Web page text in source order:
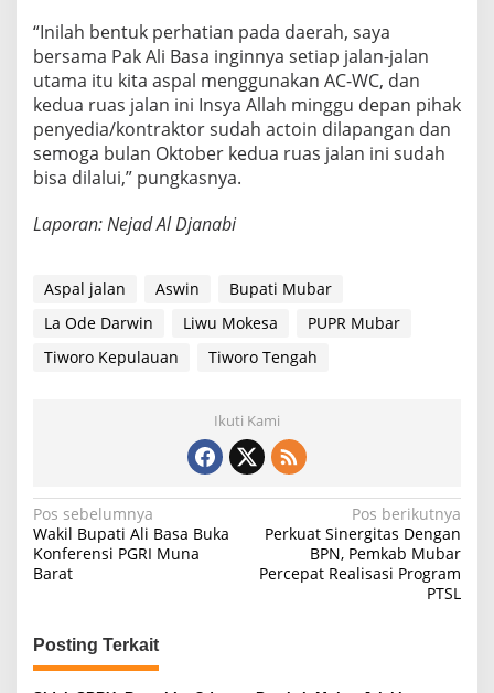
“Inilah bentuk perhatian pada daerah, saya
bersama Pak Ali Basa inginnya setiap jalan-jalan
utama itu kita aspal menggunakan AC-WC, dan
kedua ruas jalan ini Insya Allah minggu depan pihak
penyedia/kontraktor sudah actoin dilapangan dan
semoga bulan Oktober kedua ruas jalan ini sudah
bisa dilalui,” pungkasnya.
Laporan: Nejad Al Djanabi
Aspal jalan Aswin
Bupati Mubar
La Ode Darwin
Liwu Mokesa
PUPR Mubar
Tiworo Kepulauan
Tiworo Tengah
Ikuti Kami
Navigasi
pos
Pos sebelumnya
Wakil Bupati Ali Basa Buka
Konferensi PGRI Muna
Barat
Pos berikutnya
Perkuat Sinergitas Dengan
BPN, Pemkab Mubar
Percepat Realisasi Program
PTSL
Posting Terkait